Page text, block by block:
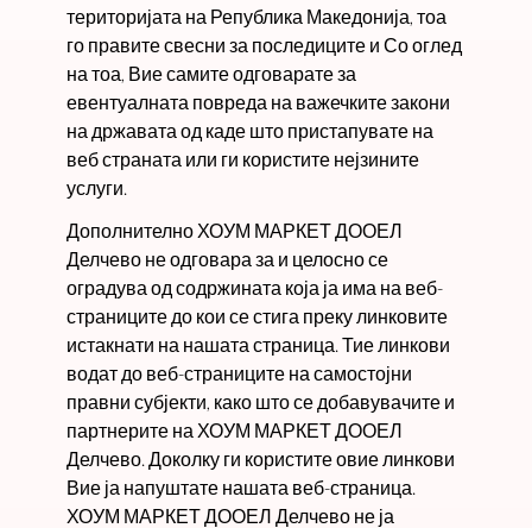
територијата на Република Македонија, тоа
го правите свесни за последиците и Со оглед
на тоа, Вие самите одговарате за
евентуалната повреда на важечките закони
на државата од каде што пристапувате на
веб страната или ги користите нејзините
услуги.
Дополнително ХОУМ МАРКЕТ ДООЕЛ
Делчево не одговара за и целосно се
оградува од содржината која ја има на веб-
страниците до кои се стига преку линковите
истакнати на нашата страница. Тие линкови
водат до веб-страниците на самостојни
правни субјекти, како што се добавувачите и
партнерите на ХОУМ МАРКЕТ ДООЕЛ
Делчево. Доколку ги користите овие линкови
Вие ја напуштате нашата веб-страница.
ХОУМ МАРКЕТ ДООЕЛ Делчево не ја